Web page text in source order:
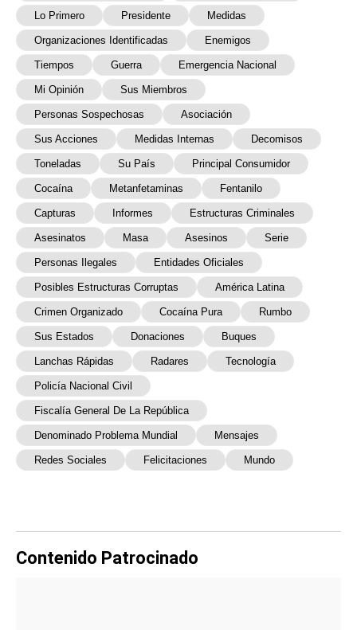
Lo Primero Presidente Medidas
Organizaciones Identificadas Enemigos
Tiempos Guerra Emergencia Nacional
Mi Opinión Sus Miembros
Personas Sospechosas Asociación
Sus Acciones Medidas Internas Decomisos
Toneladas Su País Principal Consumidor
Cocaína Metanfetaminas Fentanilo
Capturas Informes Estructuras Criminales
Asesinatos Masa Asesinos Serie
Personas Ilegales Entidades Oficiales
Posibles Estructuras Corruptas América Latina
Crimen Organizado Cocaína Pura Rumbo
Sus Estados Donaciones Buques
Lanchas Rápidas Radares Tecnología
Policía Nacional Civil
Fiscalía General De La República
Denominado Problema Mundial Mensajes
Redes Sociales Felicitaciones Mundo
Contenido Patrocinado